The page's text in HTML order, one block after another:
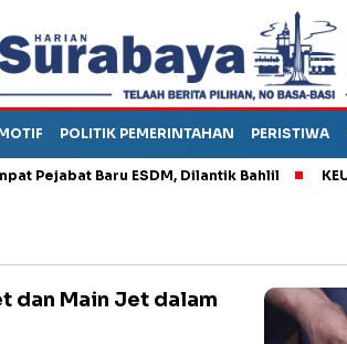
POLITIK PEMERINTAHAN PERISTIWA
Baru ESDM, Dilantik Bahlil
dan Main Jet​ dalam